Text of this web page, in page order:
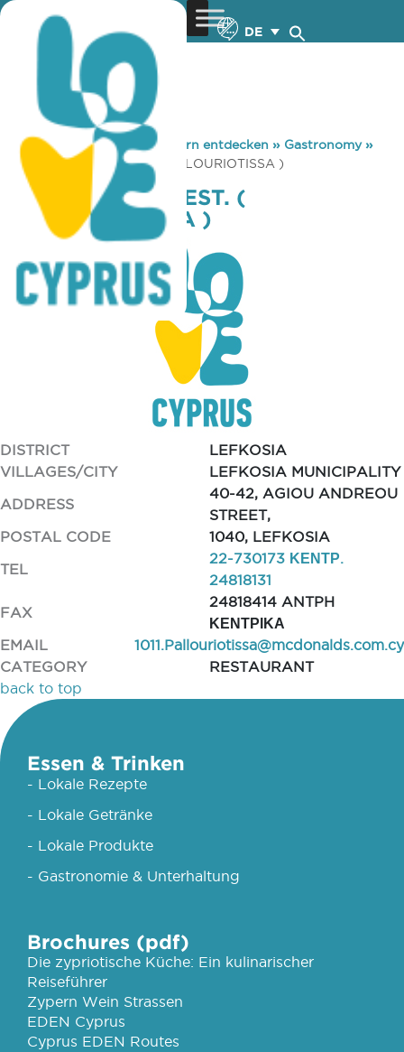
DE
You are here: Home »Zypern entdecken » Gastronomy»
MC DONALD’S REST. ( PALLOURIOTISSA )
MC DONALD’S REST. (
PALLOURIOTISSA )
DISTRICT
LEFKOSIA
VILLAGES/CITY
LEFKOSIA MUNICIPALITY
ADDRESS
40-42, AGIOU ANDREOU
STREET,
POSTAL CODE
1040, LEFKOSIA
TEL
22-730173 ΚΕΝΤΡ.
24818131
FAX
24818414 ANTPH
ΚΕΝΤΡΙΚΑ
EMAIL
1011.Pallouriotissa@mcdonalds.com.cy
CATEGORY
RESTAURANT
back to top
Essen & Trinken
- Lokale Rezepte
- Lokale Getränke
- Lokale Produkte
- Gastronomie & Unterhaltung
Brochures (pdf)
Die zypriotische Küche: Ein kulinarischer
Reiseführer
Zypern Wein Strassen
EDEN Cyprus
Cyprus EDEN Routes